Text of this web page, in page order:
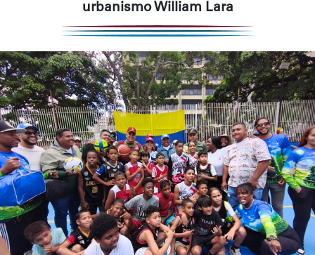
urbanismo William Lara